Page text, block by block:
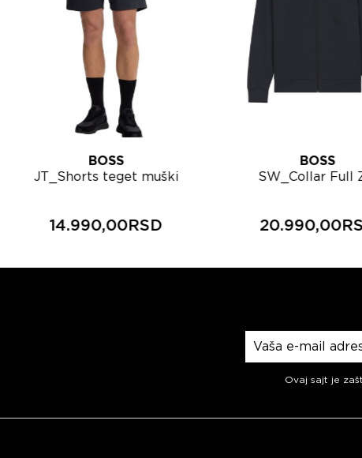
BOSS
JT_Shorts teget muški
14.990,00RSD
BOSS
SW_Collar Full
Prijavite se na
Ovaj sajt je